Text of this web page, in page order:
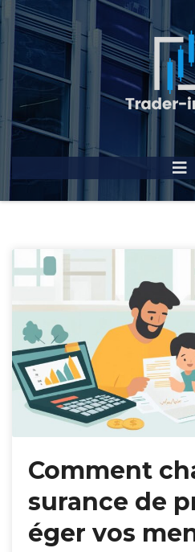
Comment
surance de
éger vos